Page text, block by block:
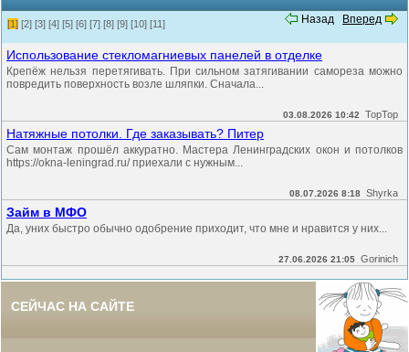
Назад Вперед
[1] [2] [3] [4] [5] [6] [7] [8] [9] [10] [11]
Использование стекломагниевых панелей в отделке
Крепёж нельзя перетягивать. При сильном затягивании самореза можно
повредить поверхность возле шляпки. Сначала...
03.08.2026 10:42 TopTop
Натяжные потолки. Где заказывать? Питер
Сам монтаж прошёл аккуратно. Мастера Ленинградских окон и потолков
https://okna-leningrad.ru/ приехали с нужным...
08.07.2026 8:18 Shyrka
Займ в МФО
Да, уних быстро обычно одобрение приходит, что мне и нравится у них...
27.06.2026 21:05 Gorinich
СЕЙЧАС НА САЙТЕ